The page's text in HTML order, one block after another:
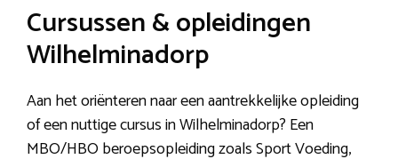
Cursussen & opleidingen
Wilhelminadorp
Aan het oriënteren naar een aantrekkelijke opleiding
of een nuttige cursus in Wilhelminadorp? Een
MBO/HBO beroepsopleiding zoals Sport Voeding,